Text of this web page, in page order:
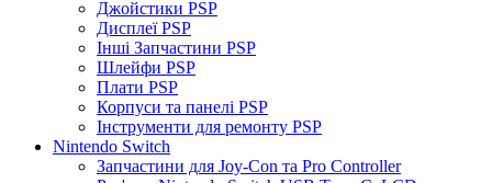
Джойстики PSP
Дисплеї PSP
Інші Запчастини PSP
Шлейфи PSP
Плати PSP
Корпуси та панелі PSP
Інструменти для ремонту PSP
Nintendo Switch
Запчастини для Joy-Con та Pro Controller